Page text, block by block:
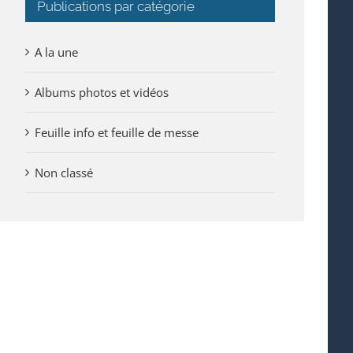
Publications par catégorie
A la une
Albums photos et vidéos
Feuille info et feuille de messe
Non classé